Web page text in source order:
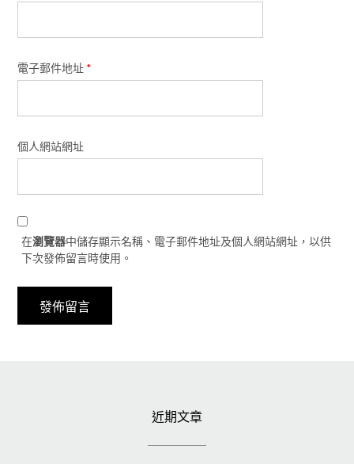
電子郵件地址 *
個人網站網址
在瀏覽器中儲存顯示名稱、電子郵件地址及個人網站網址，以供
下次發佈留言時使用。
近期文章